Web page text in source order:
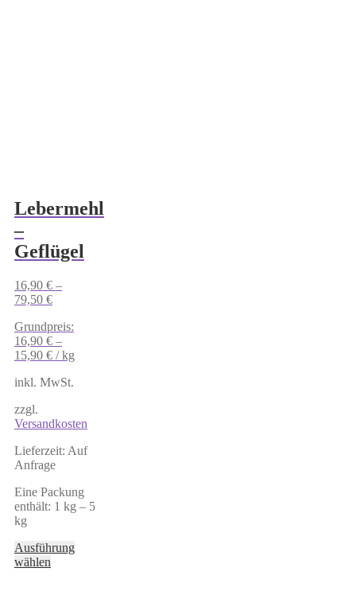
Lebermehl
–
Geflügel
16,90 € –
79,50 €
Grundpreis:
16,90 € –
15,90 € /kg
inkl. MwSt.
zzgl.
Versandkosten
Lieferzeit: Auf
Anfrage
Eine Packung
enthält: 1 kg – 5
kg
Ausführung
wählen